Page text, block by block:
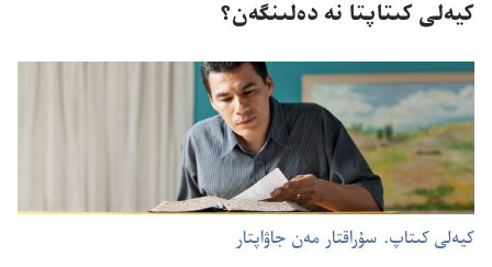
كيەلى كىتاپتا نە دەلىنگەن؟
كيە‌لى كىتاپ.‏ سۇ‌راقتار مە‌ن جاۋاپتار